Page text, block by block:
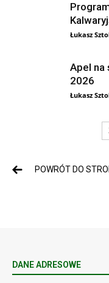
Łukasz
Apel na
2026
Łukasz
POWRÓT DO
DANE ADRESOWE